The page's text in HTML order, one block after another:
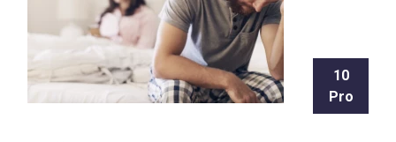
10
Pro